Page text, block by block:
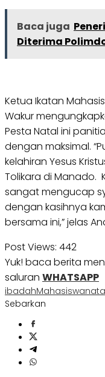
Baca juga
Diterima
Ketua Ikatan
Wakur
Pesta Natal ini
dengan maksimal.
kelahiran Yesus
Tolikara di Manado.
sangat mengucap
dengan kasihnya
bersama ini,” jelas
Post Views: 442
Yuk! baca berita
saluran WHATSAPP
ibadahMahasiswa
Sebarkan